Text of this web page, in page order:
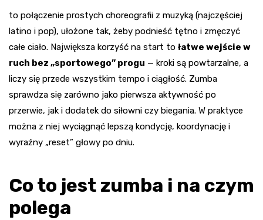
to połączenie prostych choreografii z muzyką (najczęściej
latino i pop), ułożone tak, żeby podnieść tętno i zmęczyć
całe ciało. Największa korzyść na start to łatwe wejście w
ruch bez „sportowego” progu — kroki są powtarzalne, a
liczy się przede wszystkim tempo i ciągłość. Zumba
sprawdza się zarówno jako pierwsza aktywność po
przerwie, jak i dodatek do siłowni czy biegania. W praktyce
można z niej wyciągnąć lepszą kondycję, koordynację i
wyraźny „reset” głowy po dniu.
Co to jest zumba i na czym
polega